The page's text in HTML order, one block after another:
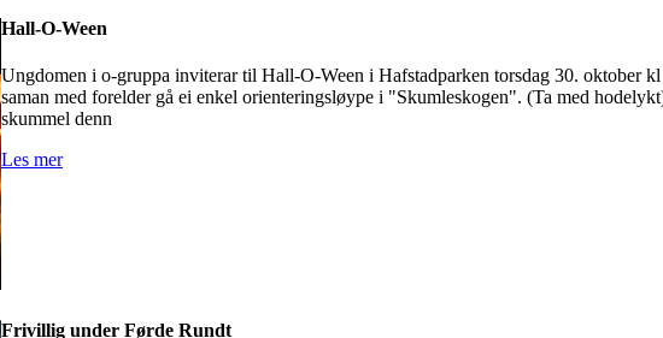
Hall-O-Ween
Ungdomen i o-gruppa inviterar til Hall-O-Ween i Hafstadparken torsdag 30. oktober
saman med forelder gå ei enkel orienteringsløype i "Skumleskogen". (Ta med
skummel denn
Les mer
Frivillig under Førde Rundt